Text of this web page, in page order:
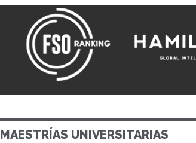
MAESTRÍAS UNIVERSITARIAS